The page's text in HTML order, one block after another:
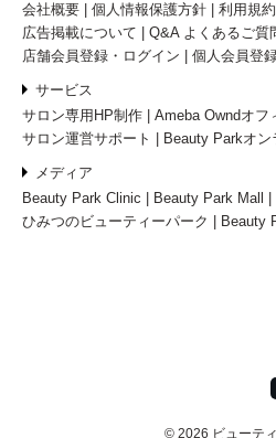
会社概要
個人情報保護方針 利用規約
広告掲載について
Q&A よくあるご質
店舗会員登録・ログイン
個人会員登
サービス
サロン専用HP制作
Ameba Owndオフ
サロン運営サポート
Beauty Parkオン
メディア
Beauty Park Clinic
Beauty Park Mall
ひみつのビューティーパーク
Beauty
© 2026 ビューテ